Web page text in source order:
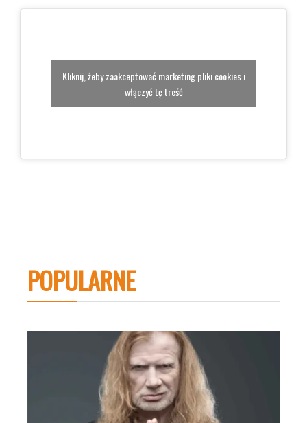
Kliknij, żeby zaakceptować marketing pliki cookies i
włączyć tę treść
POPULARNE